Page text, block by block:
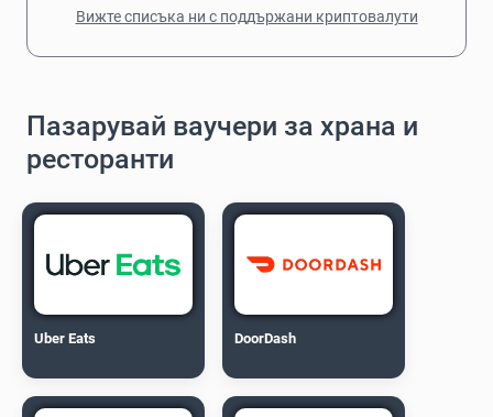
Вижте списъка ни с поддържани криптовалути
Пазарувай ваучери за храна и
ресторанти
Uber Eats DoorDash